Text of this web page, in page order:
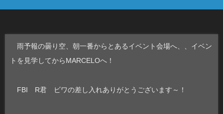
雨予報の曇り空、朝一番からとあるイベント会場へ、、イベン
トを見学してからMARCELOへ！
FBI R君 ビワの差し入れありがとうございます～！